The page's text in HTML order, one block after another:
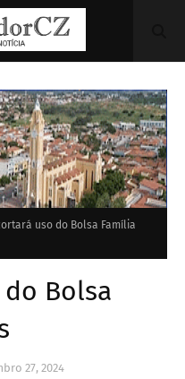
uso do Bolsa Família
Bolsa
27, 2024